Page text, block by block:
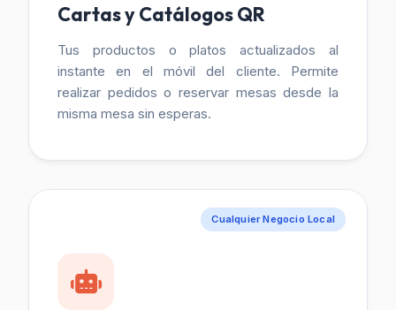
Cartas y Catálogos QR
Tus productos o platos actualizados al
instante en el móvil del cliente. Permite
realizar pedidos o reservar mesas desde la
misma mesa sin esperas.
Cualquier Negocio Local